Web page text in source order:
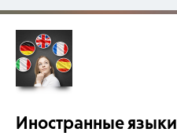
Иностранные языки